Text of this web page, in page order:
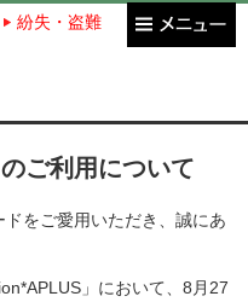
ループ
紛失・盗難
ご利用について
をご愛用いただき、誠にあ
」において、8月27